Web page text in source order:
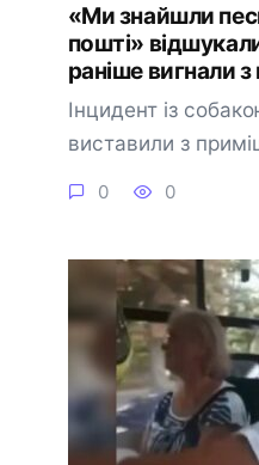
«Ми знайшли
пошті»
раніше вигнали з
Інцидент із
виставили з
0 0